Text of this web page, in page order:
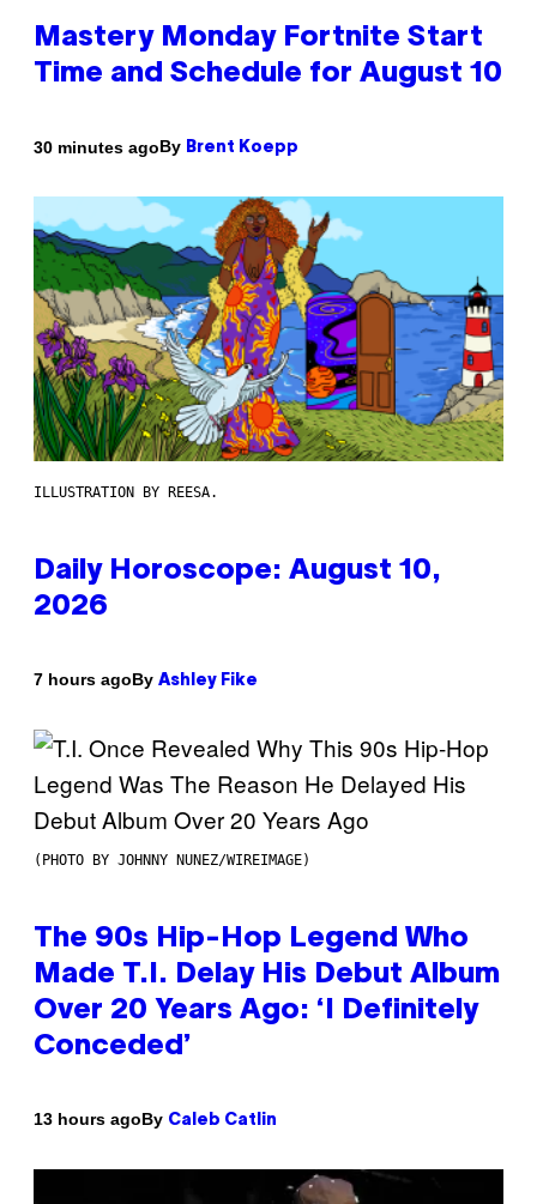
Mastery Monday Fortnite Start
Time and Schedule for August 10
30 minutes agoBy Brent Koepp
ILLUSTRATION BY REESA.
Daily Horoscope: August 10,
2026
7 hours agoBy Ashley Fike
(PHOTO BY JOHNNY NUNEZ/WIREIMAGE)
The 90s Hip-Hop Legend Who
Made T.I. Delay His Debut Album
Over 20 Years Ago: ‘I Definitely
Conceded’
13 hours agoBy Caleb Catlin